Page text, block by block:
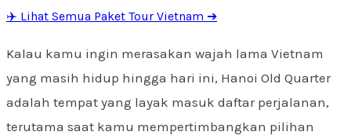
✈️ Lihat Semua Paket Tour Vietnam ➔
Kalau kamu ingin merasakan wajah lama Vietnam
yang masih hidup hingga hari ini, Hanoi Old Quarter
adalah tempat yang layak masuk daftar perjalanan,
terutama saat kamu mempertimbangkan pilihan